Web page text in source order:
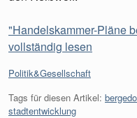
"Handelskammer-Pläne
vollständig lesen
Kategorien:
Politik&Gesellschaft
Tags für diesen Artikel:
stadtentwicklung